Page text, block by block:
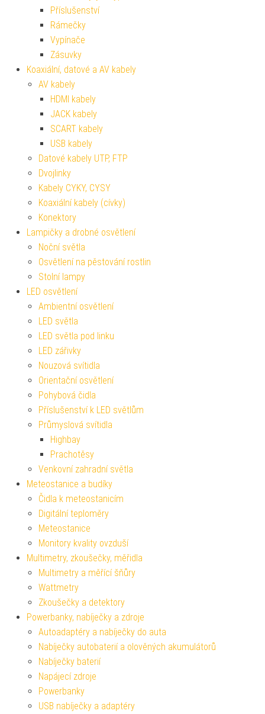
Příslušenství
Rámečky
Vypínače
Zásuvky
Koaxiální, datové a AV kabely
AV kabely
HDMI kabely
JACK kabely
SCART kabely
USB kabely
Datové kabely UTP, FTP
Dvojlinky
Kabely CYKY, CYSY
Koaxiální kabely (cívky)
Konektory
Lampičky a drobné osvětlení
Noční světla
Osvětlení na pěstování rostlin
Stolní lampy
LED osvětlení
Ambientní osvětlení
LED světla
LED světla pod linku
LED zářivky
Nouzová svítidla
Orientační osvětlení
Pohybová čidla
Příslušenství k LED světlům
Průmyslová svítidla
Highbay
Prachotěsy
Venkovní zahradní světla
Meteostanice a budíky
Čidla k meteostanicím
Digitální teploměry
Meteostanice
Monitory kvality ovzduší
Multimetry, zkoušečky, měřidla
Multimetry a měřící šňůry
Wattmetry
Zkoušečky a detektory
Powerbanky, nabíječky a zdroje
Autoadaptéry a nabíječky do auta
Nabíječky autobaterií a olověných akumulátorů
Nabíječky baterií
Napájecí zdroje
Powerbanky
USB nabíječky a adaptéry